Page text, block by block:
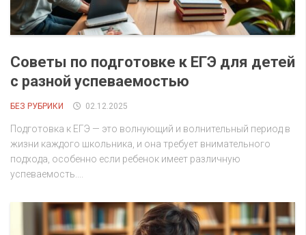
Советы по подготовке к ЕГЭ для детей
с разной успеваемостью
БЕЗ РУБРИКИ 02.12.2025
Подготовка к ЕГЭ — это волнующий и волнительный период в
жизни каждого школьника, и она требует внимательного
подхода, особенно если ребенок имеет различную
успеваемость....